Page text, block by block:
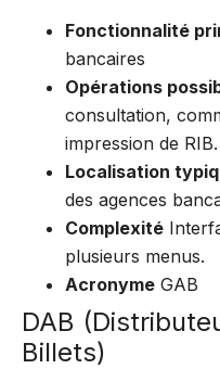
Fonctionnalité
bancaires
Opérations
consultation,
impression de RIB.
Localisation
des agences
Complexité
plusieurs menus.
Acronyme GAB
DAB
Billets)